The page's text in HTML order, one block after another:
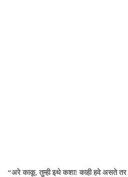
“अरे काकू, तुम्ही इथे कशा! काही हवे असते